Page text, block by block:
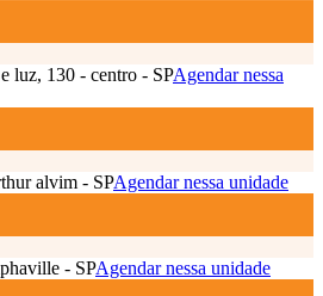
luz, 130 - centro - SPAgendar nessa
alvim - SPAgendar nessa unidade
- SPAgendar nessa unidade